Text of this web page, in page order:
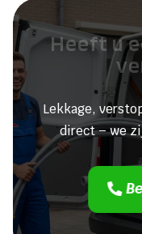
Heeft u
Lekkage,
direct – we